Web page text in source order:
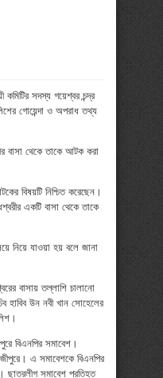
কমিটির সদস্য গয়েশ্বর চন্দ্র
গোয়েন্দা ও অপরাধ তথ্য
বাসা থেকে তাকে আটক করা
বিষয়টি নিশ্চিত করেছেন।
একটি বাসা থেকে তাকে
নিয়ে যাওয়া হয় বলে জানা
বাসায় তল্লাশি চালানো
হাবিব উন নবী খান সোহেলের
বিএনপির সমাবেশ।
এ সমাবেশকে বিএনপির
ছাত্রলীগ সমাবেশ প্রতিহত